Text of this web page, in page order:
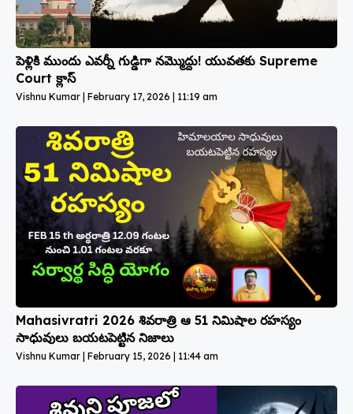
పెళ్లికి ముందు ఎవర్నీ గుడ్డిగా నమ్మొద్దు! యువతకు Supreme
Court క్లాస్
Vishnu Kumar February 17, 2026 11:19 am
Mahasivratri 2026 శివరాత్రి ఆ 51 నిమిషాల రహస్యం
సాధువులు బయటపెట్టిన నిజాలు
Vishnu Kumar February 15, 2026 11:44 am